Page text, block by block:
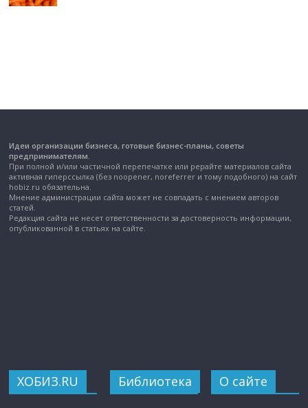
Идеи организации бизнеса, готовые бизнес-планы, советы
предпринимателям.
При полной и/или частичной перепечатке или рерайте материалов сайта
активная гиперссылка (без noopener, noreferrer и тому подобного) на сайт
hobiz.ru обязательна.
Мнение администрации сайта может не совпадать с мнением авторов
статей.
Редакция сайта не несет ответственности за достоверность информации,
опубликованной в статьях на сайте.
ХОБИЗ.RU Библиотека О сайте